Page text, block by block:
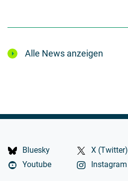
Alle News anzeigen
Bluesky X (Twitter)
Youtube
Instagram